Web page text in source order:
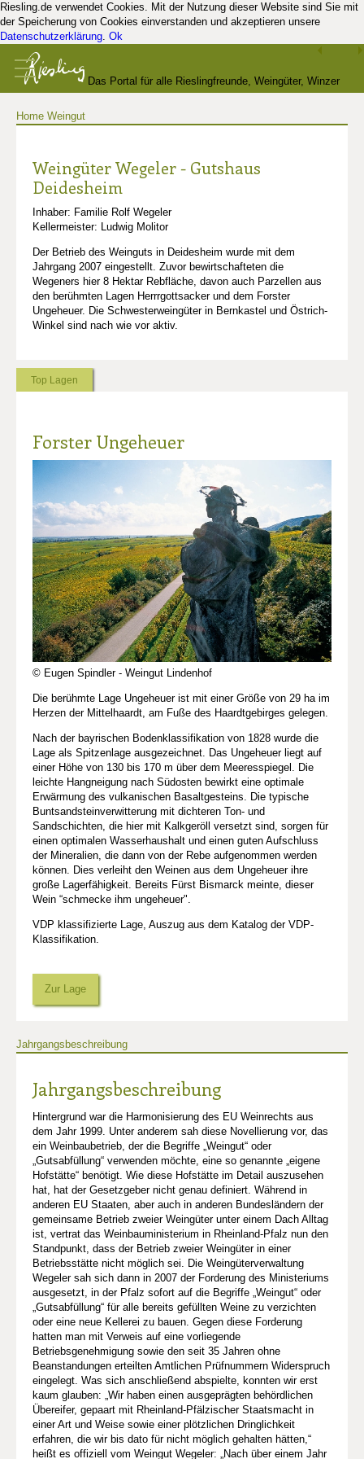
Riesling.de verwendet Cookies. Mit der Nutzung dieser Website sind Sie mit
der Speicherung von Cookies einverstanden und akzeptieren unsere
Datenschutzerklärung. Ok
Das Portal für alle Rieslingfreunde, Weingüter, Winzer
Home Weingut
Weingüter Wegeler - Gutshaus
Deidesheim
Inhaber: Familie Rolf Wegeler
Kellermeister: Ludwig Molitor
Der Betrieb des Weinguts in Deidesheim wurde mit dem
Jahrgang 2007 eingestellt. Zuvor bewirtschafteten die
Wegeners hier 8 Hektar Rebfläche, davon auch Parzellen aus
den berühmten Lagen Herrrgottsacker und dem Forster
Ungeheuer. Die Schwesterweingüter in Bernkastel und Östrich-
Winkel sind nach wie vor aktiv.
Top Lagen
Forster Ungeheuer
© Eugen Spindler - Weingut Lindenhof
Die berühmte Lage Ungeheuer ist mit einer Größe von 29 ha im
Herzen der Mittelhaardt, am Fuße des Haardtgebirges gelegen.
Nach der bayrischen Bodenklassifikation von 1828 wurde die
Lage als Spitzenlage ausgezeichnet. Das Ungeheuer liegt auf
einer Höhe von 130 bis 170 m über dem Meeresspiegel. Die
leichte Hangneigung nach Südosten bewirkt eine optimale
Erwärmung des vulkanischen Basaltgesteins. Die typische
Buntsandsteinverwitterung mit dichteren Ton- und
Sandschichten, die hier mit Kalkgeröll versetzt sind, sorgen für
einen optimalen Wasserhaushalt und einen guten Aufschluss
der Mineralien, die dann von der Rebe aufgenommen werden
können. Dies verleiht den Weinen aus dem Ungeheuer ihre
große Lagerfähigkeit. Bereits Fürst Bismarck meinte, dieser
Wein “schmecke ihm ungeheuer".
VDP klassifizierte Lage, Auszug aus dem Katalog der VDP-
Klassifikation.
Zur Lage
Jahrgangsbeschreibung
Jahrgangsbeschreibung
Hintergrund war die Harmonisierung des EU Weinrechts aus
dem Jahr 1999. Unter anderem sah diese Novellierung vor, das
ein Weinbaubetrieb, der die Begriffe „Weingut“ oder
„Gutsabfüllung“ verwenden möchte, eine so genannte „eigene
Hofstätte“ benötigt. Wie diese Hofstätte im Detail auszusehen
hat, hat der Gesetzgeber nicht genau definiert. Während in
anderen EU Staaten, aber auch in anderen Bundesländern der
gemeinsame Betrieb zweier Weingüter unter einem Dach Alltag
ist, vertrat das Weinbauministerium in Rheinland-Pfalz nun den
Standpunkt, dass der Betrieb zweier Weingüter in einer
Betriebsstätte nicht möglich sei. Die Weingüterverwaltung
Wegeler sah sich dann in 2007 der Forderung des Ministeriums
ausgesetzt, in der Pfalz sofort auf die Begriffe „Weingut“ oder
„Gutsabfüllung“ für alle bereits gefüllten Weine zu verzichten
oder eine neue Kellerei zu bauen. Gegen diese Forderung
hatten man mit Verweis auf eine vorliegende
Betriebsgenehmigung sowie den seit 35 Jahren ohne
Beanstandungen erteilten Amtlichen Prüfnummern Widerspruch
eingelegt. Was sich anschließend abspielte, konnten wir erst
kaum glauben: „Wir haben einen ausgeprägten behördlichen
Übereifer, gepaart mit Rheinland-Pfälzischer Staatsmacht in
einer Art und Weise sowie einer plötzlichen Dringlichkeit
erfahren, die wir bis dato für nicht möglich gehalten hätten,“
heißt es offiziell vom Weingut Wegeler: „Nach über einem Jahr